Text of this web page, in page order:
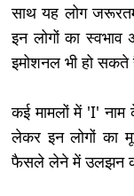
साथ यह लोग
इन लोगों का
इमोशनल भी हो सकते
कई मामलों में 'I'
लेकर इन लोगों का
फैसले लेने में उलझन